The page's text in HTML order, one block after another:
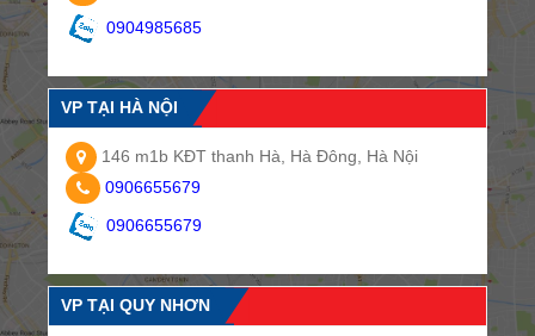
0904985685
VP TẠI HÀ NỘI
146 m1b KĐT thanh Hà, Hà Đông, Hà Nội
0906655679
0906655679
VP TẠI QUY NHƠN